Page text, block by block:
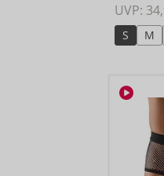
UVP:
S M